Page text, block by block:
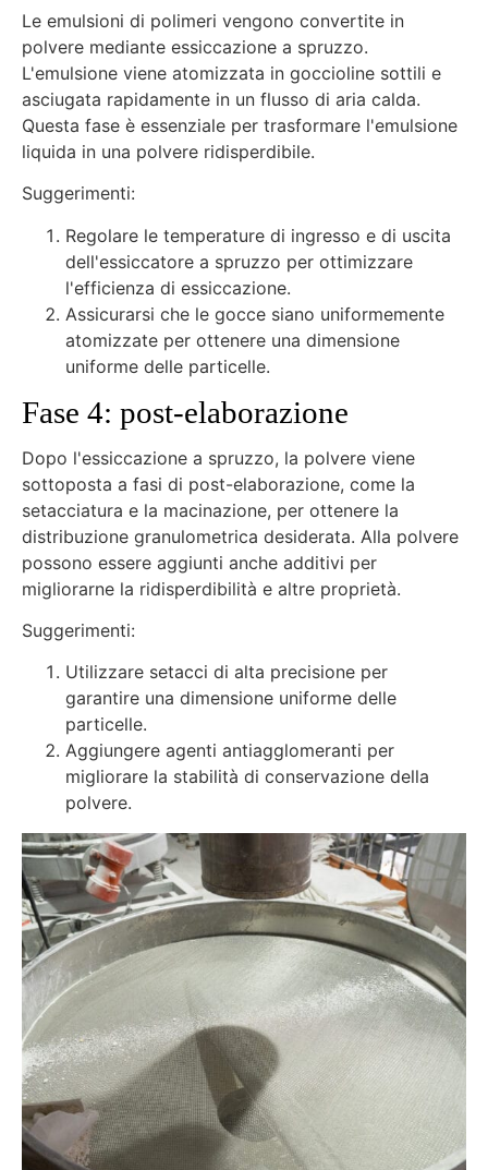
Le emulsioni di polimeri vengono convertite in
polvere mediante essiccazione a spruzzo.
L'emulsione viene atomizzata in goccioline sottili e
asciugata rapidamente in un flusso di aria calda.
Questa fase è essenziale per trasformare l'emulsione
liquida in una polvere ridisperdibile.
Suggerimenti:
Regolare le temperature di ingresso e di uscita
dell'essiccatore a spruzzo per ottimizzare
l'efficienza di essiccazione.
Assicurarsi che le gocce siano uniformemente
atomizzate per ottenere una dimensione
uniforme delle particelle.
Fase 4: post-elaborazione
Dopo l'essiccazione a spruzzo, la polvere viene
sottoposta a fasi di post-elaborazione, come la
setacciatura e la macinazione, per ottenere la
distribuzione granulometrica desiderata. Alla polvere
possono essere aggiunti anche additivi per
migliorarne la ridisperdibilità e altre proprietà.
Suggerimenti:
Utilizzare setacci di alta precisione per
garantire una dimensione uniforme delle
particelle.
Aggiungere agenti antiagglomeranti per
migliorare la stabilità di conservazione della
polvere.